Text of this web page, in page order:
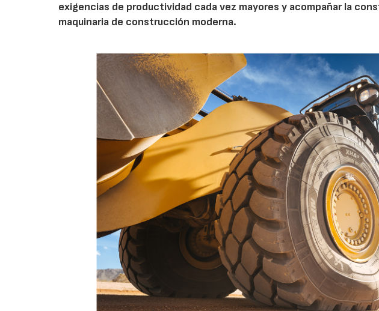
exigencias de productividad cada vez mayores y acompañar la
maquinaria de construcción moderna.